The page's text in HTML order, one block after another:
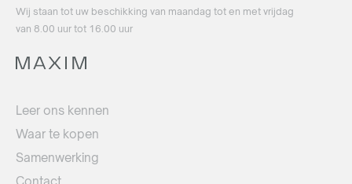
Wij staan ​​tot uw beschikking van maandag tot en met vrijdag
van 8.00 uur tot 16.00 uur
Leer ons kennen
Waar te kopen
Samenwerking